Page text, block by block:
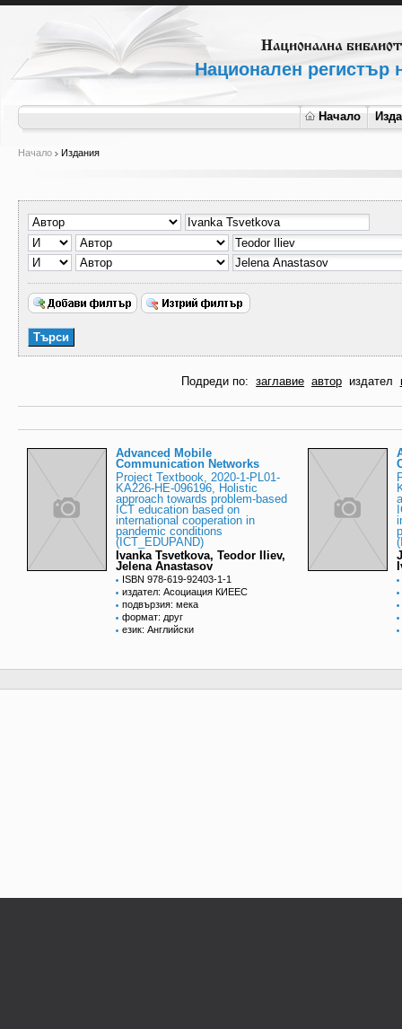
Национален регистър
Начало
Начало Издания
Подреди по: заглавие автор издател
Advanced Mobile
Communication Networks
Project Textbook, 2020-1-PL01-
KA226-HE-096196, Holistic
approach towards problem-based
ICT education based on
international cooperation in
pandemic conditions
(ICT_EDUPAND)
Ivanka Tsvetkova, Teodor Iliev,
Jelena Anastasov
ISBN 978-619-92403-1-1
издател: Асоциация КИЕЕС
подвързия: мека
формат: друг
език: Английски